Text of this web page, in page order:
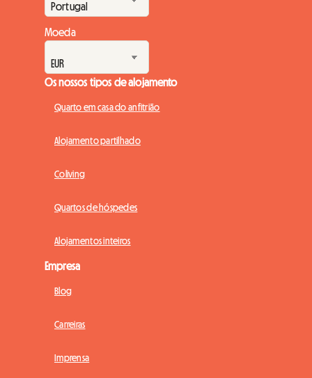
Moeda
Os nossos tipos de alojamento
Quarto em casa do anfitrião
Alojamento partilhado
Coliving
Quartos de hóspedes
Alojamentos inteiros
Empresa
Blog
Carreiras
Imprensa